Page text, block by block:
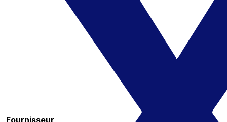
Fournisseur